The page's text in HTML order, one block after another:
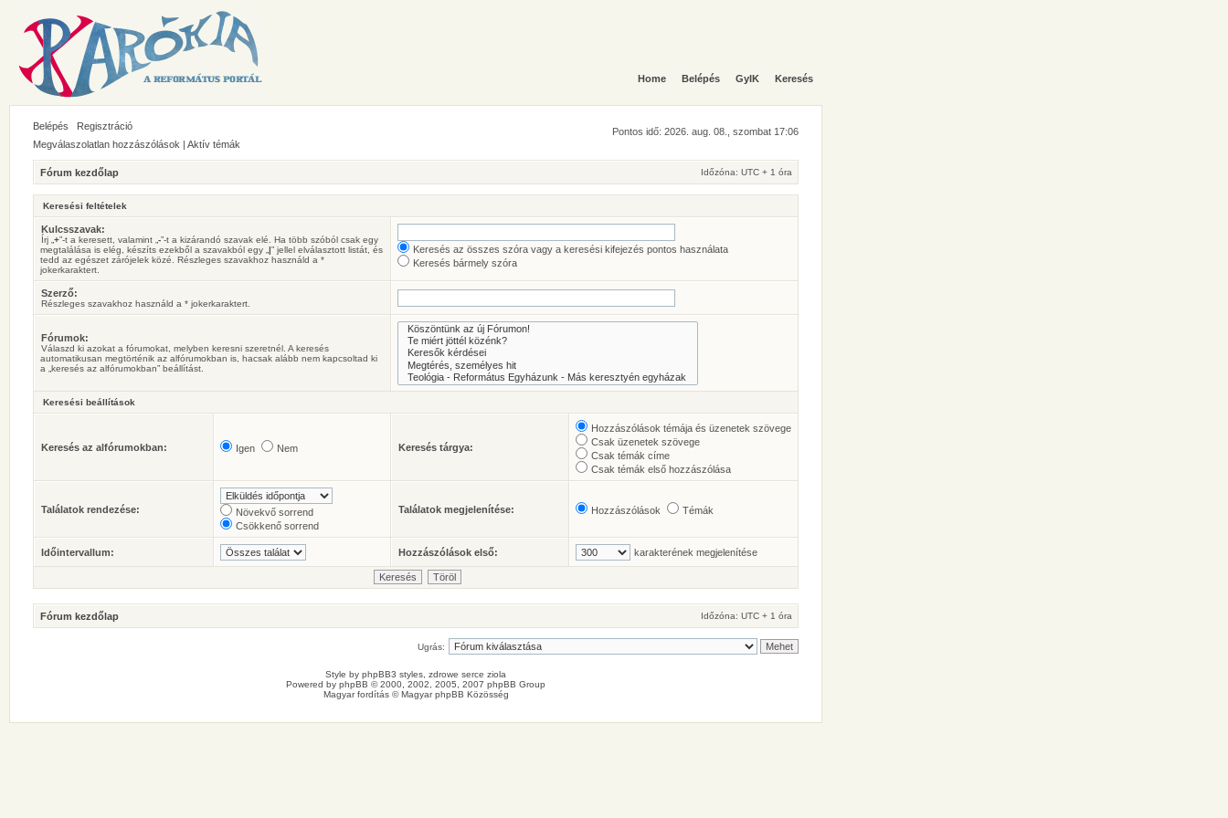
Home Belépés GyIK Keresés
Belépés Regisztráció
Pontos idő: 2026. aug. 08., szombat 17:06
Megválaszolatlan hozzászólások | Aktív témák
Fórum kezdőlap Időzóna: UTC + 1 óra
Keresési feltételek
Kulcsszavak:
Írj „ +”-t a keresett, valamint „ -”-t a kizárandó szavak elé. Ha több szóból csak egy
megtalálása is elég, készíts ezekből a szavakból egy „ |” jellel elválasztott listát, és
tedd az egészet zárójelek közé. Részleges szavakhoz használd a *
jokerkaraktert.
Keresés az összes szóra vagy a keresési kifejezés pontos használata
Keresés bármely szóra
Szerző:
Részleges szavakhoz használd a * jokerkaraktert.
Fórumok:
Válaszd ki azokat a fórumokat, melyben keresni szeretnél. A keresés
automatikusan megtörténik az alfórumokban is, hacsak alább nem kapcsoltad ki
a „keresés az alfórumokban” beállítást.
Keresési beállítások
Keresés az alfórumokban: Igen Nem Keresés tárgya:
Hozzászólások témája és üzenetek szövege
Csak üzenetek szövege
Csak témák címe
Csak témák első hozzászólása
Találatok rendezése:
Növekvő sorrend
Csökkenő sorrend
Találatok megjelenítése: Hozzászólások Témák
Időintervallum: Hozzászólások első: karakterének megjelenítése
Fórum kezdőlap Időzóna: UTC + 1 óra
Ugrás:
Style by phpBB3 styles , zdrowe serce ziola
Powered by phpBB © 2000, 2002, 2005, 2007 phpBB Group
Magyar fordítás ©Magyar phpBB Közösség